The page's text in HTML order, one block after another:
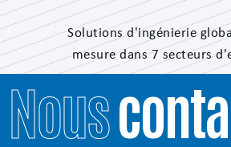
Solutions d'ingénierie
mesure dans 7 secteurs
Nous